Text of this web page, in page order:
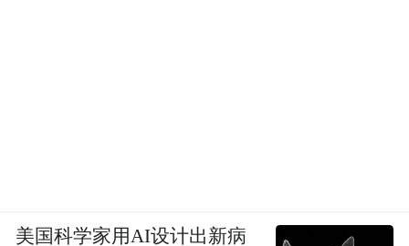
美国科学家用AI设计出新病